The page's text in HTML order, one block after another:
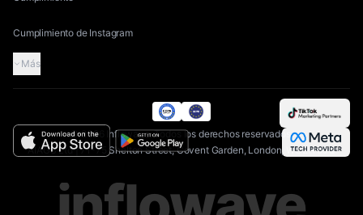
Cumplimiento de Instagram
Más
©2026 Inflowave.Todos los derechos reservados.
AIAGS Ltd | 71-75 Shelton Street, Covent Garden, London, WC2H 9JQ